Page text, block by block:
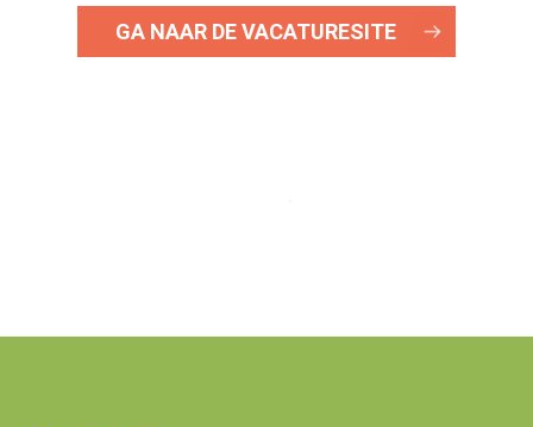
GA NAAR DE VACATURESITE